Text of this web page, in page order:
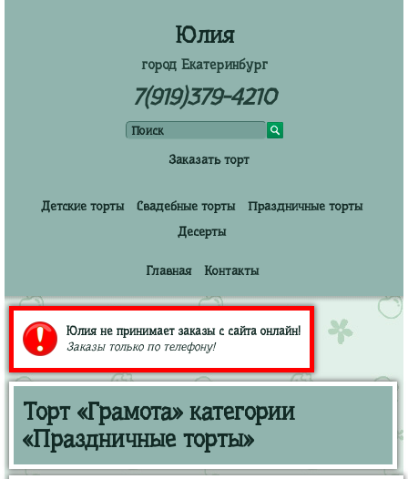
Юлия
город Екатеринбург
7(919)379-4210
Заказать торт
Детские торты Свадебные торты
Праздничные торты
Десерты
Главная Контакты
Юлия не принимает заказы с сайта онлайн!
Заказы только по телефону!
Торт «Грамота» категории
«Праздничные торты»